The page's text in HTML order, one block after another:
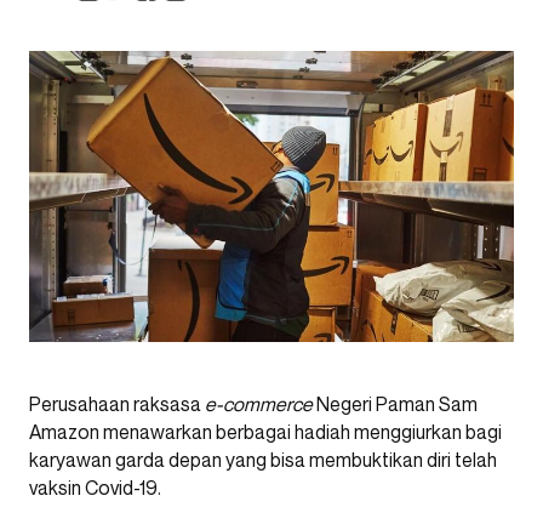
Perusahaan raksasa e-commerceNegeri Paman Sam
Amazon menawarkan berbagai hadiah menggiurkan bagi
karyawan garda depan yang bisa membuktikan diri telah
vaksin Covid-19.